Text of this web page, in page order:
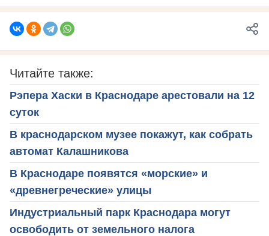
Читайте также:
Рэпера Хаски в Краснодаре арестовали на 12
суток
В краснодарском музее покажут, как собрать
автомат Калашникова
В Краснодаре появятся «морские» и
«древнегреческие» улицы
Индустриальный парк Краснодара могут
освободить от земельного налога